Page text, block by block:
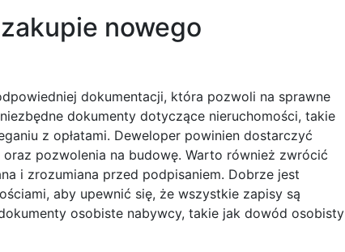
nowego
dokumentacji, która pozwoli na sprawne
dokumenty dotyczące nieruchomości, takie
z opłatami. Deweloper powinien dostarczyć
pozwolenia na budowę. Warto również zwrócić
i zrozumiana przed podpisaniem. Dobrze jest
aby upewnić się, że wszystkie zapisy są
osobiste nabywcy, takie jak dowód osobisty